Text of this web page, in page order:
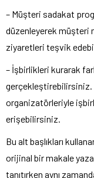
– Müşteri sadakat
düzenleyerek müşteri
ziyaretleri teşvik
– İşbirlikleri kurarak
gerçekleştirebilirsiniz.
organizatörleriyle
erişebilirsiniz.
Bu alt başlıkları
orijinal bir makale
tanıtırken aynı